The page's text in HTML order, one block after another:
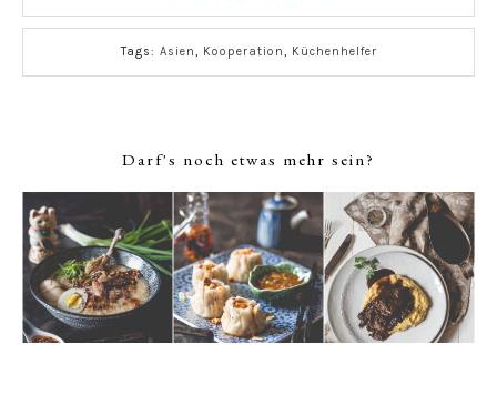
Tags: Asien Kooperation Küchenhelfer
Darf's noch etwas mehr sein?